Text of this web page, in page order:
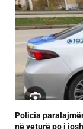
Policia
në veturë po i